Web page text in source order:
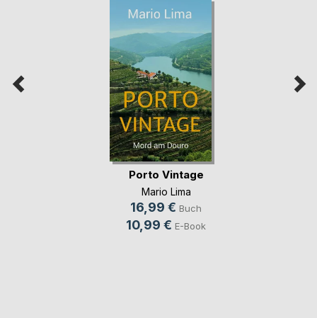
Porto Vintage
Mario Lima
16,99 € Buch
10,99 € E-Book